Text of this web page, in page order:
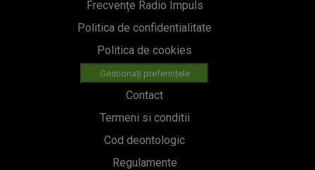
Frecvențe Radio Impuls
Politica de confidentialitate
Politica de cookies
Gestionați preferințele
Contact
Termeni si conditii
Cod deontologic
Regulamente